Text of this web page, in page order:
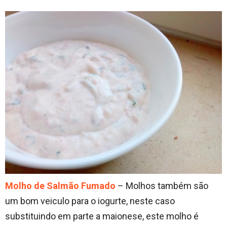
Molho de Salmão Fumado – Molhos também são
um bom veiculo para o iogurte, neste caso
substituindo em parte a maionese, este molho é